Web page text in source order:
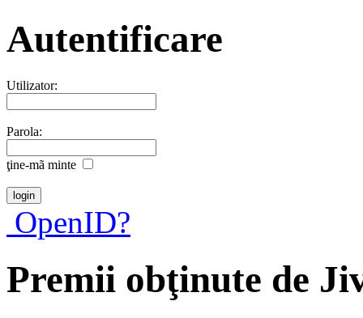
Autentificare
Utilizator:
Parola:
ţine-mã minte
OpenID?
Premii obţinute de